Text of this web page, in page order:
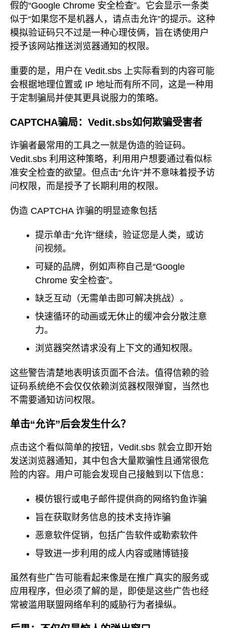
假的“Google Chrome 安全检查”。它会显示一条类
似于“如果您不是机器人，请点击允许”的提示。这种
模拟验证码只不过是一种心理伎俩，旨在诱使用户
授予该网站推送浏览器通知的权限。
重要的是，用户在 Vedit.sbs 上实际看到的内容可能
会根据地理位置或 IP 地址而有所不同，这是一种用
于定制骗局并使其更具说服力的策略。
CAPTCHA骗局：Vedit.sbs如何欺骗受害者
诈骗者最常用的工具之一就是伪造的验证码。
Vedit.sbs 利用这种策略，利用用户想要通过看似标
准安全检查的欲望。但点击“允许”并不意味着授予访
问权限，而是授予了长期利用的权限。
伪造 CAPTCHA 诈骗的明显迹象包括
提示单击“允许”继续，验证您是人类，或访
问视频。
可疑的品牌，例如声称自己是“Google
Chrome 安全检查”。
缺乏互动（无需单击即可解决挑战）。
快速循环的动画或无休止的缓冲会分散注意
力。
浏览器突然请求没有上下文的通知权限。
这些警告清楚地表明该页面不合法。值得信赖的验
证码系统绝不会仅仅依赖浏览器权限弹窗，当然也
不需要通知访问权限。
单击“允许”后会发生什么？
点击这个看似简单的按钮，Vedit.sbs 就会立即开始
发送浏览器通知，其中包含大量欺骗性且通常很危
险的内容。用户可能会发现自己接触到以下信息：
模仿银行或电子邮件提供商的网络钓鱼诈骗
旨在获取财务信息的技术支持诈骗
恶意软件促销，包括广告软件或勒索软件
导致进一步利用的成人内容或赌博链接
虽然有些广告可能看起来像是在推广真实的服务或
应用程序，但必须了解的是，即使是这些广告也经
常被滥用联盟网络牟利的威胁行为者操纵。